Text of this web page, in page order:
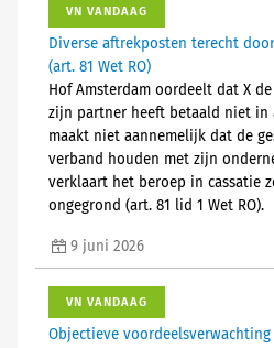
VN VANDAAG
Diverse aftrekposten terecht
(art. 81 Wet RO)
Hof Amsterdam oordeelt dat X
zijn partner heeft betaald niet in
maakt niet aannemelijk dat de
verband houden met zijn
verklaart het beroep in cassatie
ongegrond (art. 81 lid 1 Wet RO).
9 juni 2026
VN VANDAAG
Objectieve